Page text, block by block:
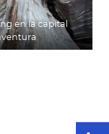
en la capital